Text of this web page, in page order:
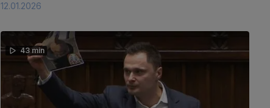
12.01.2026
43 min